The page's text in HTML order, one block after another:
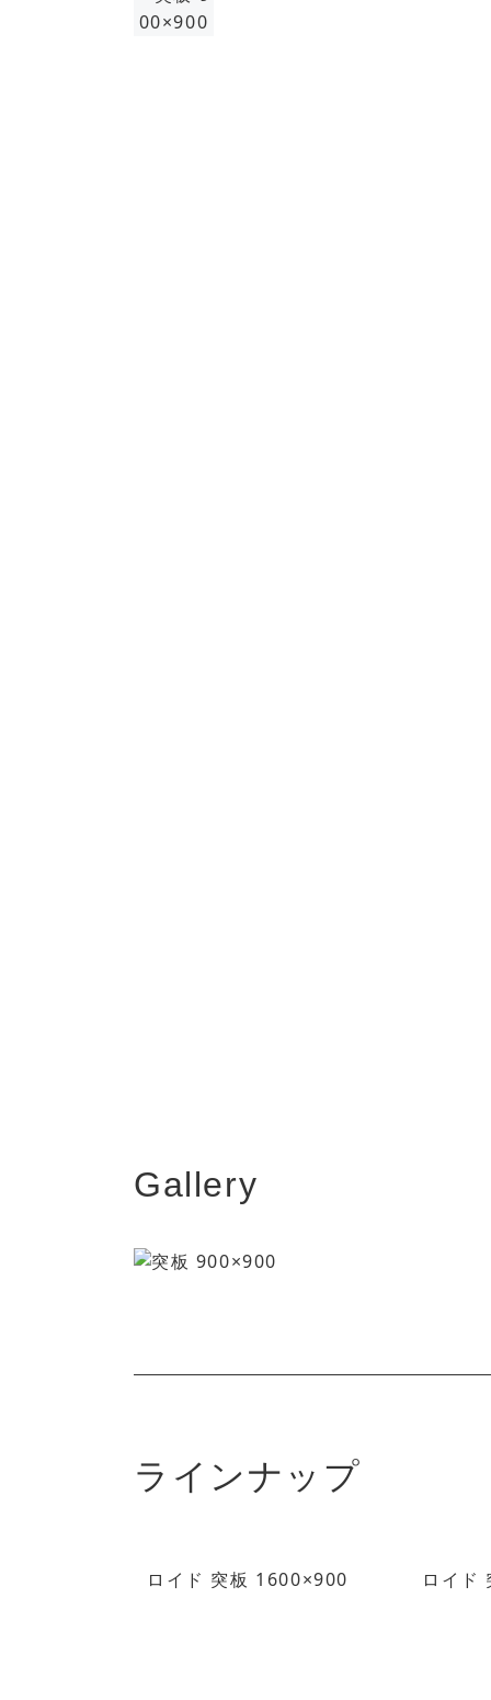
Gallery
ラインナップ
ロイド 突板 1600×900 ロイド